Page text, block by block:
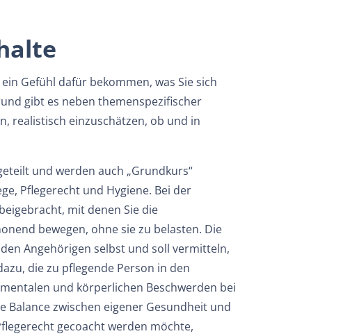
Gefühl dafür bekommen, was Sie sich
gibt es neben themenspezifischer
realistisch einzuschätzen, ob und in
und werden auch „Grundkurs“
Pflegerecht und Hygiene. Bei der
mit denen Sie die
bewegen, ohne sie zu belasten. Die
Angehörigen selbst und soll vermitteln,
die zu pflegende Person in den
und körperlichen Beschwerden bei
zwischen eigener Gesundheit und
gecoacht werden möchte,